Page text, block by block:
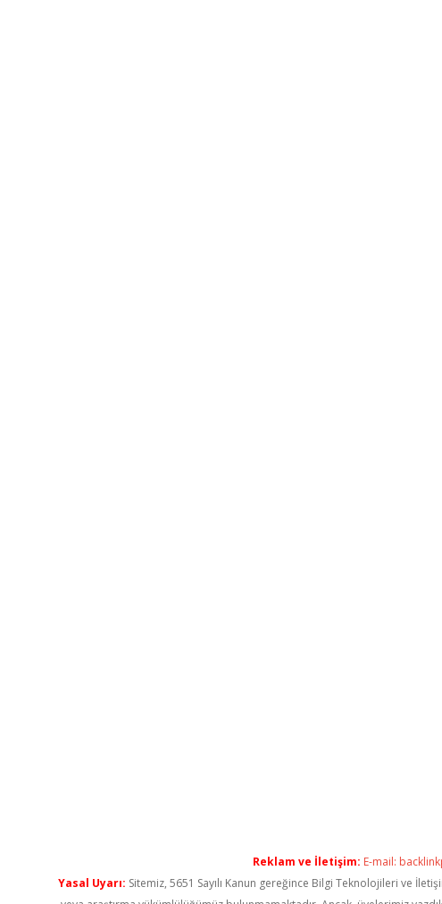
Reklam ve İletişim: E-mail:
Yasal Uyarı: Sitemiz, 5651 Sayılı Kanun gereğince Bilgi Teknolojileri ve